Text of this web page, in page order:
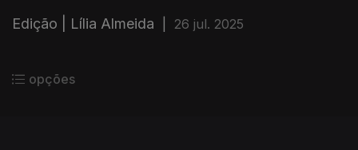
Edição | Lília Almeida 26 jul. 2025
opções